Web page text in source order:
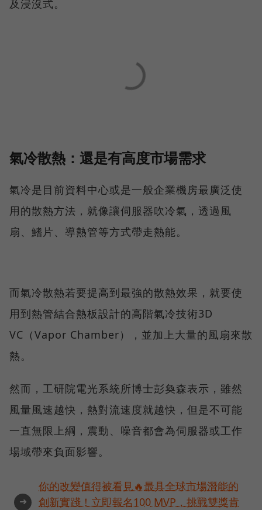
及浸沒式。
氣冷散熱：還是有高度市場需求
氣冷是目前資料中心或是一般企業機房最廣泛使
用的散熱方法，就像讓伺服器吹冷氣，透過風
扇、鰭片、導熱管等方式帶走熱能。
而氣冷散熱若要提高到最強的散熱效果，就要使
用到熱管結合熱板設計的高階氣冷技術3D
VC（Vapor Chamber），並加上大量的風扇來散
熱。
然而，工研院電光系統所博士彭奐森表示，雖然
風量風速越快，熱對流速度就越快，但是不可能
一直無限上綱，震動、噪音都會為伺服器或工作
場域帶來負面影響。
➜
你的改變值得被看見🔥最具全球市場潛能的
創新實踐！立即報名100 MVP，挑戰雙獎肯